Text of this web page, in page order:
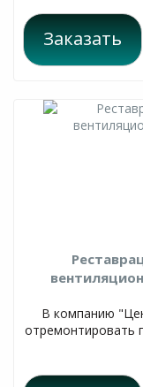
Заказать
В компанию
отремонтировать